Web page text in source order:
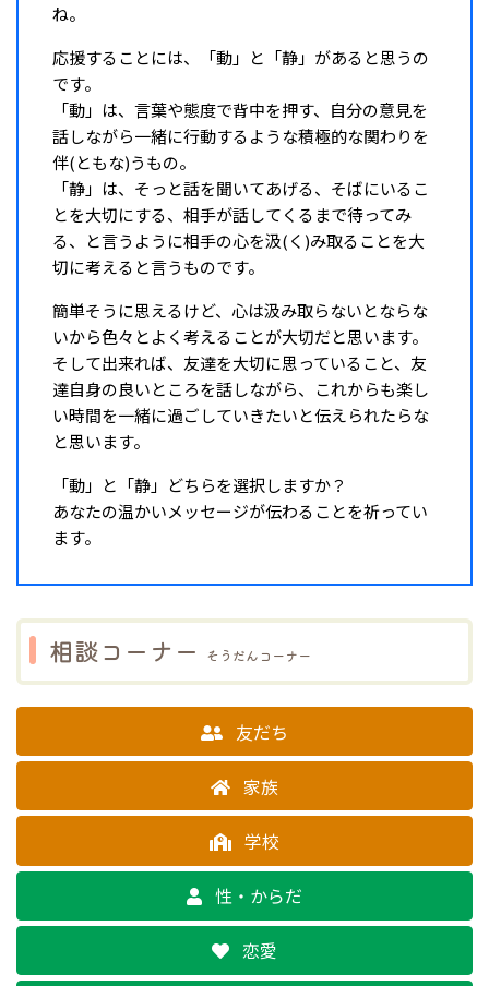
ね。
応援することには、「動」と「静」があると思うの
です。
「動」は、言葉や態度で背中を押す、自分の意見を
話しながら一緒に行動するような積極的な関わりを
伴(ともな)うもの。
「静」は、そっと話を聞いてあげる、そばにいるこ
とを大切にする、相手が話してくるまで待ってみ
る、と言うように相手の心を汲(く)み取ることを大
切に考えると言うものです。
簡単そうに思えるけど、心は汲み取らないとならな
いから色々とよく考えることが大切だと思います。
そして出来れば、友達を大切に思っていること、友
達自身の良いところを話しながら、これからも楽し
い時間を一緒に過ごしていきたいと伝えられたらな
と思います。
「動」と「静」どちらを選択しますか？
あなたの温かいメッセージが伝わることを祈ってい
ます。
相談コーナー そうだんコーナー
友だち
家族
学校
性・からだ
恋愛